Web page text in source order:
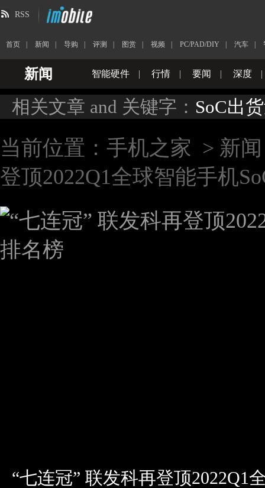
RSS
首页 新闻 导购 评测 图赏 视频 PC/PAD/DIY 汽车
新闻 智能硬件 | 行情 | 要闻 | 深度 |
相关文章 and 关键字： SoC出
当前位置： 手机之家 > 新闻
登顶2022Q1全球智能手机
“七连冠” 联发科再登顶2022Q1